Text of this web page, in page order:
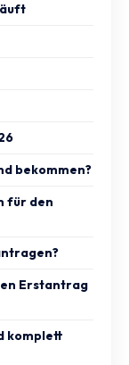
bekommen?
für den
Erstantrag
komplett